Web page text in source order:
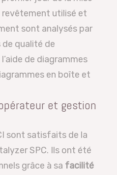
utilisé et
sont analysés par
qualité de
de diagrammes
en boîte et
et gestion
sont satisfaits de la
SPC. Ils ont été
grâce à sa facilité